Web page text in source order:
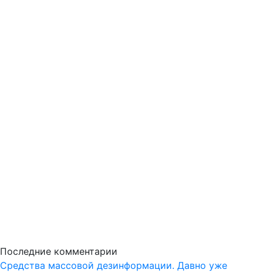
Последние комментарии
Средства массовой дезинформации. Давно уже